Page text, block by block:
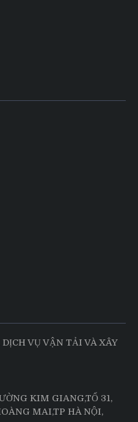
VỤ VẬN TẢI VÀ XÂY
KIM GIANG,TỔ 31,
MAI,TP HÀ NỘI,